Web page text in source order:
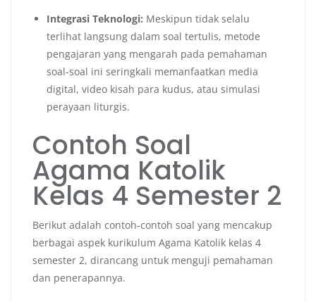
Integrasi Teknologi: Meskipun tidak selalu
terlihat langsung dalam soal tertulis, metode
pengajaran yang mengarah pada pemahaman
soal-soal ini seringkali memanfaatkan media
digital, video kisah para kudus, atau simulasi
perayaan liturgis.
Contoh Soal
Agama Katolik
Kelas 4 Semester 2
Berikut adalah contoh-contoh soal yang mencakup
berbagai aspek kurikulum Agama Katolik kelas 4
semester 2, dirancang untuk menguji pemahaman
dan penerapannya.